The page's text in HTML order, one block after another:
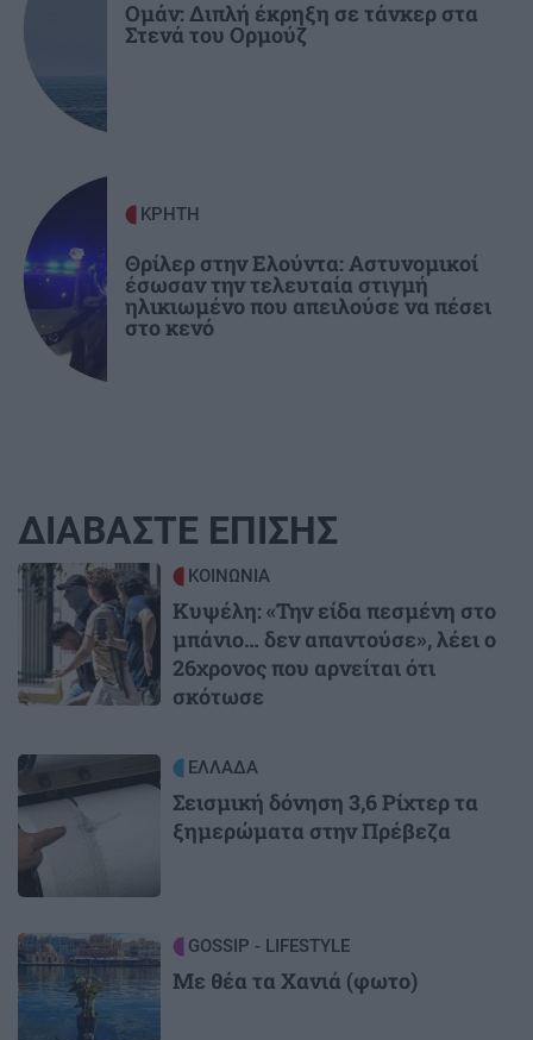
Ομάν: Διπλή έκρηξη σε τάνκερ στα
Στενά του Ορμούζ
ΚΡΗΤΗ
Θρίλερ στην Ελούντα: Αστυνομικοί
έσωσαν την τελευταία στιγμή
ηλικιωμένο που απειλούσε να πέσει
στο κενό
ΔΙΑΒΑΣΤΕ ΕΠΙΣΗΣ
Image ΚΟΙΝΩΝΙΑ
Κυψέλη: «Την είδα πεσμένη στο
μπάνιο… δεν απαντούσε», λέει ο
26χρονος που αρνείται ότι
σκότωσε
Image ΕΛΛΑΔΑ
Σεισμική δόνηση 3,6 Ρίχτερ τα
ξημερώματα στην Πρέβεζα
Image GOSSIP - LIFESTYLE
Με θέα τα Χανιά (φωτο)